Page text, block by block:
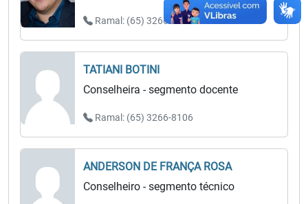
Ramal: (65) 3266-8106
TATIANI BOTINI
Conselheira - segmento docente
Ramal: (65) 3266-8106
ANDERSON DE FRANÇA ROSA
Conselheiro - segmento técnico